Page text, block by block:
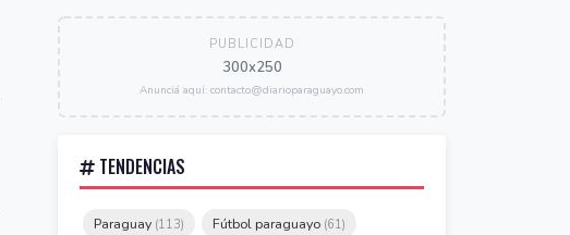
PUBLICIDAD
300x250
Anunciá aquí: contacto@diarioparaguayo.com
TENDENCIAS
Paraguay (113) Fútbol paraguayo (61)